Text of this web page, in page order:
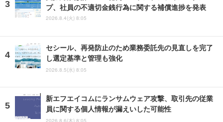
プ、社員の不適切金銭行為に関する補償進捗を発表
2026.8.4(火) 8:05
セシール、再発防止のため業務委託先の見直しを完了
し選定基準と管理も強化
2026.8.5(水) 8:05
新エフエイコムにランサムウェア攻撃、取引先の従業
員に関する個人情報が漏えいした可能性
2026.8.6(木) 8:05